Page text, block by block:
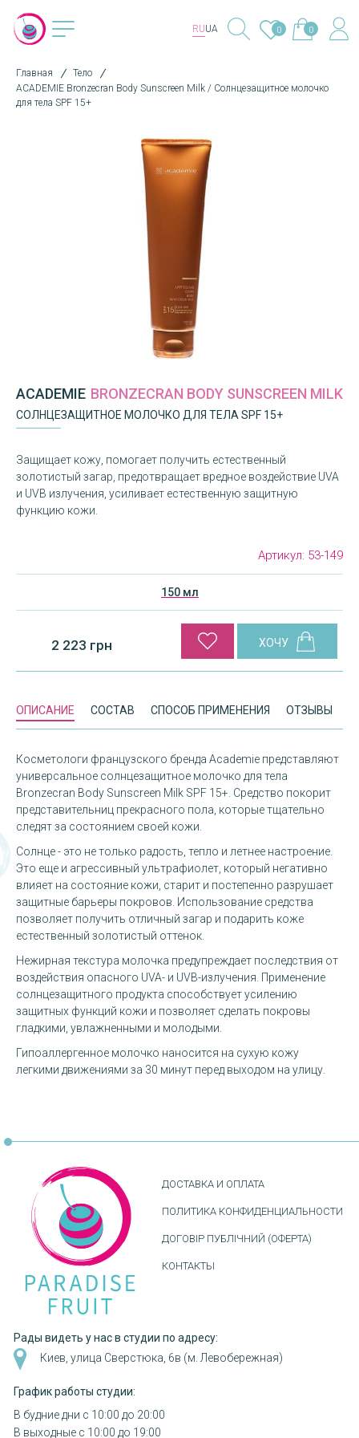
RUUA 0 0
Главная
Тело
ACADEMIE Bronzecran Body Sunscreen Milk / Солнцезащитное молочко
для тела SPF 15+
ACADEMIE BRONZECRAN BODY SUNSCREEN MILK
СОЛНЦЕЗАЩИТНОЕ МОЛОЧКО ДЛЯ ТЕЛА SPF 15+
Защищает кожу, помогает получить естественный
золотистый загар, предотвращает вредное воздействие UVA
и UVB излучения, усиливает естественную защитную
функцию кожи.
Артикул: 53-149
150 мл
2 223 грн
ОПИСАНИЕ СОСТАВ СПОСОБ ПРИМЕНЕНИЯ ОТЗЫВЫ
Косметологи французского бренда Academie представляют
универсальное солнцезащитное молочко для тела
Bronzecran Body Sunscreen Milk SPF 15+. Средство покорит
представительниц прекрасного пола, которые тщательно
следят за состоянием своей кожи.
Солнце - это не только радость, тепло и летнее настроение.
Это еще и агрессивный ультрафиолет, который негативно
влияет на состояние кожи, старит и постепенно разрушает
защитные барьеры покровов. Использование средства
позволяет получить отличный загар и подарить коже
естественный золотистый оттенок.
Нежирная текстура молочка предупреждает последствия от
воздействия опасного UVA- и UVB-излучения. Применение
солнцезащитного продукта способствует усилению
защитных функций кожи и позволяет сделать покровы
гладкими, увлажненными и молодыми.
Гипоаллергенное молочко наносится на сухую кожу
легкими движениями за 30 минут перед выходом на улицу.
ДОСТАВКА И ОПЛАТА
ПОЛИТИКА КОНФИДЕНЦИАЛЬНОСТИ
ДОГОВІР ПУБЛІЧНИЙ (ОФЕРТА)
КОНТАКТЫ
Рады видеть у нас в студии по адресу:
Киев, улица Сверстюка, 6в (м. Левобережная)
График работы студии:
В будние дни с 10:00 до 20:00
В выходные с 10:00 до 19:00